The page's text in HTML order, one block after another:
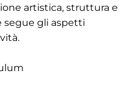
artistica, struttura e
segue gli aspetti